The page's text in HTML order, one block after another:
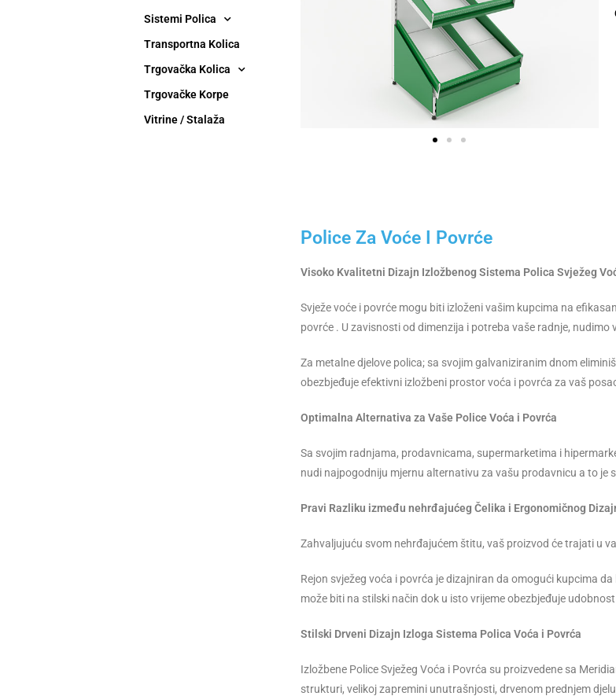
Sistemi Polica
Transportna Kolica
Trgovačka Kolica
Trgovačke Korpe
Vitrine / Stalaža
Police Za Voće I Povrće
Visoko Kvalitetni Dizajn Izložbenog Sistema Polica Svježeg
Svježe voće i povrće mogu biti izloženi vašim kupcima na
povrće . U zavisnosti od dimenzija i potreba vaše radnje,
Za metalne djelove polica; sa svojim galvaniziranim dnom
obezbjeđuje efektivni izložbeni prostor voća i povrća za vaš
Optimalna Alternativa za Vaše Police Voća i Povrća
Sa svojim radnjama, prodavnicama, supermarketima i
nudi najpogodniju mjernu alternativu za vašu prodavnicu a to je
Pravi Razliku između nehrđajućeg Čelika i Ergonomičnog
Zahvaljujuću svom nehrđajućem štitu, vaš proizvod će trajati u
Rejon svježeg voća i povrća je dizajniran da omogući kupcima
može biti na stilski način dok u isto vrijeme obezbjeđuje
Stilski Drveni Dizajn Izloga Sistema Polica Voća i Povrća
Izložbene Police Svježeg Voća i Povrća su proizvedene sa
strukturi, velikoj zapremini unutrašnjosti, drvenom prednjem